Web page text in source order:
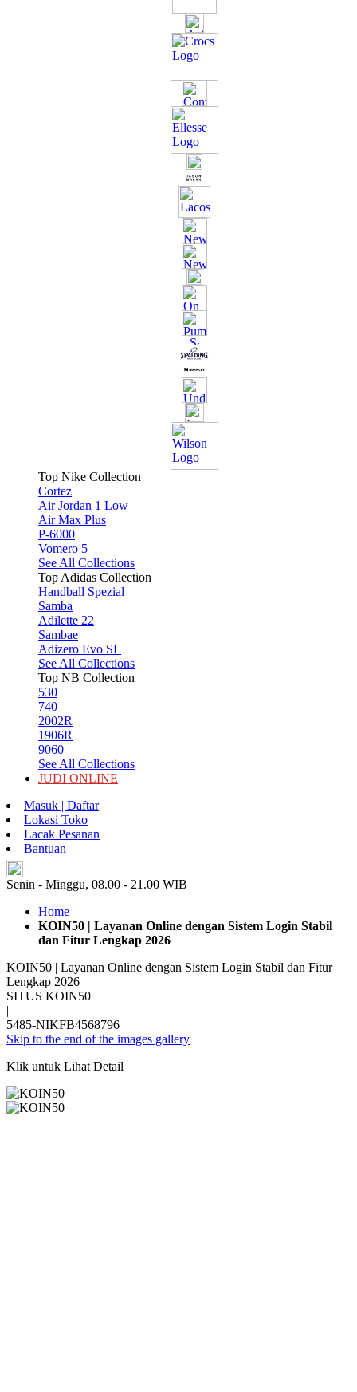
Top Nike Collection
Cortez
Air Jordan 1 Low
Air Max Plus
P-6000
Vomero 5
See All Collections
Top Adidas Collection
Handball Spezial
Samba
Adilette 22
Sambae
Adizero Evo SL
See All Collections
Top NB Collection
530
740
2002R
1906R
9060
See All Collections
JUDI ONLINE
Masuk | Daftar
Lokasi Toko
Lacak Pesanan
Bantuan
Senin - Minggu, 08.00 - 21.00 WIB
Home
KOIN50 | Layanan Online dengan Sistem Login Stabil
dan Fitur Lengkap 2026
KOIN50 | Layanan Online dengan Sistem Login Stabil dan Fitur
Lengkap 2026
SITUS KOIN50
|
5485-NIKFB4568796
Skip to the end of the images gallery
Klik untuk Lihat Detail